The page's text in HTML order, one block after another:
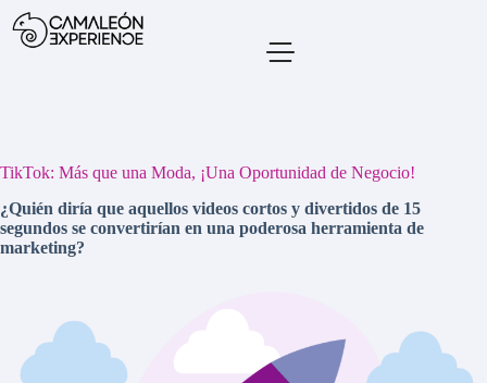
TikTok: Más que una Moda, ¡Una Oportunidad de Negocio!
¿Quién diría que aquellos videos cortos y divertidos de 15
segundos se convertirían en una poderosa herramienta de
marketing?